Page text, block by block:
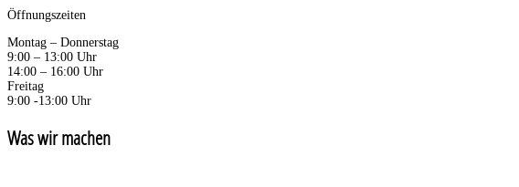
Öffnungszeiten
Montag – Donnerstag
9:00 – 13:00 Uhr
14:00 – 16:00 Uhr
Freitag
9:00 -13:00 Uhr
Was wir machen